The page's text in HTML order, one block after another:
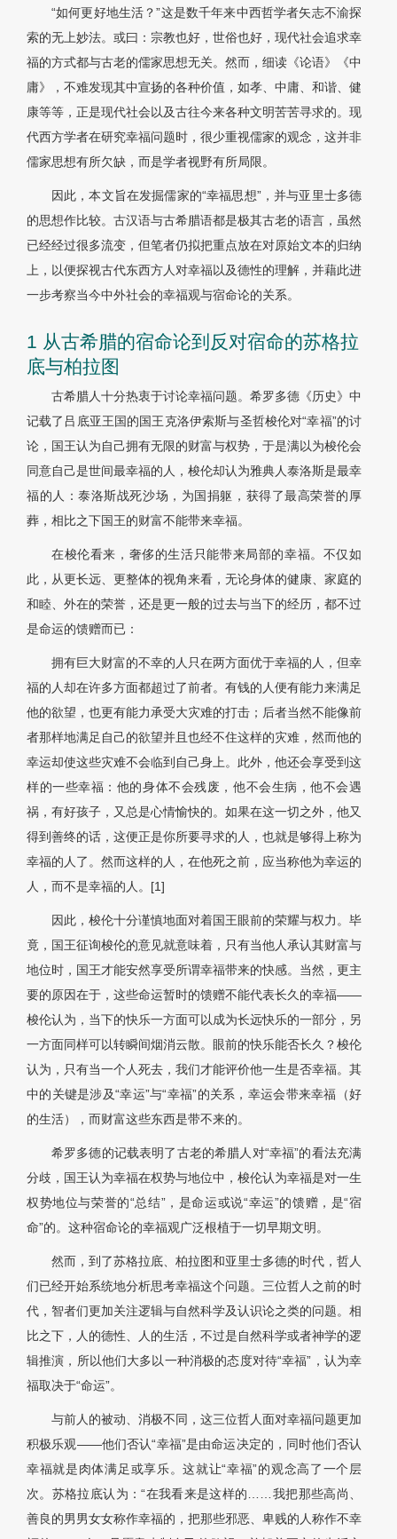
“如何更好地生活？”这是数千年来中西哲学者矢志不渝探
索的无上妙法。或曰：宗教也好，世俗也好，现代社会追求幸
福的方式都与古老的儒家思想无关。然而，细读《论语》《中
庸》，不难发现其中宣扬的各种价值，如孝、中庸、和谐、健
康等等，正是现代社会以及古往今来各种文明苦苦寻求的。现
代西方学者在研究幸福问题时，很少重视儒家的观念，这并非
儒家思想有所欠缺，而是学者视野有所局限。
因此，本文旨在发掘儒家的“幸福思想”，并与亚里士多德
的思想作比较。古汉语与古希腊语都是极其古老的语言，虽然
已经经过很多流变，但笔者仍拟把重点放在对原始文本的归纳
上，以便探视古代东西方人对幸福以及德性的理解，并藉此进
一步考察当今中外社会的幸福观与宿命论的关系。
1 从古希腊的宿命论到反对宿命的苏格拉
底与柏拉图
古希腊人十分热衷于讨论幸福问题。希罗多德《历史》中
记载了吕底亚王国的国王克洛伊索斯与圣哲梭伦对“幸福”的讨
论，国王认为自己拥有无限的财富与权势，于是满以为梭伦会
同意自己是世间最幸福的人，梭伦却认为雅典人泰洛斯是最幸
福的人：泰洛斯战死沙场，为国捐躯，获得了最高荣誉的厚
葬，相比之下国王的财富不能带来幸福。
在梭伦看来，奢侈的生活只能带来局部的幸福。不仅如
此，从更长远、更整体的视角来看，无论身体的健康、家庭的
和睦、外在的荣誉，还是更一般的过去与当下的经历，都不过
是命运的馈赠而已：
拥有巨大财富的不幸的人只在两方面优于幸福的人，但幸
福的人却在许多方面都超过了前者。有钱的人便有能力来满足
他的欲望，也更有能力承受大灾难的打击；后者当然不能像前
者那样地满足自己的欲望并且也经不住这样的灾难，然而他的
幸运却使这些灾难不会临到自己身上。此外，他还会享受到这
样的一些幸福：他的身体不会残废，他不会生病，他不会遇
祸，有好孩子，又总是心情愉快的。如果在这一切之外，他又
得到善终的话，这便正是你所要寻求的人，也就是够得上称为
幸福的人了。然而这样的人，在他死之前，应当称他为幸运的
人，而不是幸福的人。[1]
因此，梭伦十分谨慎地面对着国王眼前的荣耀与权力。毕
竟，国王征询梭伦的意见就意味着，只有当他人承认其财富与
地位时，国王才能安然享受所谓幸福带来的快感。当然，更主
要的原因在于，这些命运暂时的馈赠不能代表长久的幸福——
梭伦认为，当下的快乐一方面可以成为长远快乐的一部分，另
一方面同样可以转瞬间烟消云散。眼前的快乐能否长久？梭伦
认为，只有当一个人死去，我们才能评价他一生是否幸福。其
中的关键是涉及“幸运”与“幸福”的关系，幸运会带来幸福（好
的生活），而财富这些东西是带不来的。
希罗多德的记载表明了古老的希腊人对“幸福”的看法充满
分歧，国王认为幸福在权势与地位中，梭伦认为幸福是对一生
权势地位与荣誉的“总结”，是命运或说“幸运”的馈赠，是“宿
命”的。这种宿命论的幸福观广泛根植于一切早期文明。
然而，到了苏格拉底、柏拉图和亚里士多德的时代，哲人
们已经开始系统地分析思考幸福这个问题。三位哲人之前的时
代，智者们更加关注逻辑与自然科学及认识论之类的问题。相
比之下，人的德性、人的生活，不过是自然科学或者神学的逻
辑推演，所以他们大多以一种消极的态度对待“幸福”，认为幸
福取决于“命运”。
与前人的被动、消极不同，这三位哲人面对幸福问题更加
积极乐观——他们否认“幸福”是由命运决定的，同时他们否认
幸福就是肉体满足或享乐。这就让“幸福”的观念高了一个层
次。苏格拉底认为：“在我看来是这样的……我把那些高尚、
善良的男男女女称作幸福的，把那些邪恶、卑贱的人称作不幸